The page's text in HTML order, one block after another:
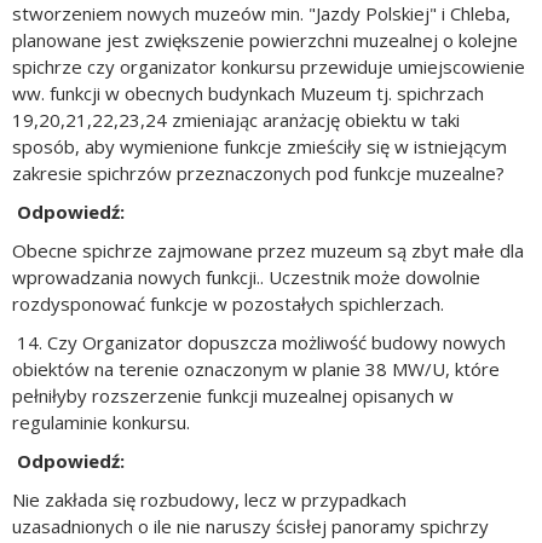
stworzeniem nowych muzeów min. "Jazdy Polskiej" i Chleba,
planowane jest zwiększenie powierzchni muzealnej o kolejne
spichrze czy organizator konkursu przewiduje umiejscowienie
ww. funkcji w obecnych budynkach Muzeum tj. spichrzach
19,20,21,22,23,24 zmieniając aranżację obiektu w taki
sposób, aby wymienione funkcje zmieściły się w istniejącym
zakresie spichrzów przeznaczonych pod funkcje muzealne?
Odpowiedź:
Obecne spichrze zajmowane przez muzeum są zbyt małe dla
wprowadzania nowych funkcji.. Uczestnik może dowolnie
rozdysponować funkcje w pozostałych spichlerzach.
14. Czy Organizator dopuszcza możliwość budowy nowych
obiektów na terenie oznaczonym w planie 38 MW/U, które
pełniłyby rozszerzenie funkcji muzealnej opisanych w
regulaminie konkursu.
Odpowiedź:
Nie zakłada się rozbudowy, lecz w przypadkach
uzasadnionych o ile nie naruszy ścisłej panoramy spichrzy